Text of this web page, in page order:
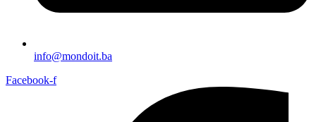
info@mondoit.ba
Facebook-f